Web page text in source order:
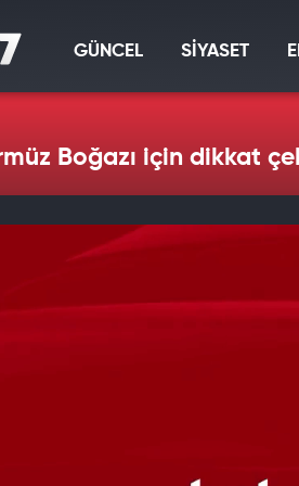
GÜNCEL SİYASET
Boğazı için dikkat